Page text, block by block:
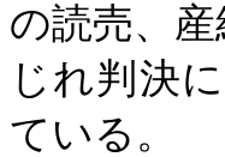
の読売、
じれ判決
ている。